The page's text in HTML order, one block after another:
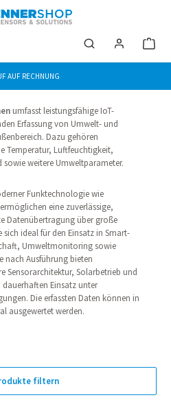
AUF RECHNUNG
umfasst leistungsfähige IoT-
Erfassung von Umwelt- und
Dazu gehören
Temperatur, Luftfeuchtigkeit,
weitere Umweltparameter.
Funktechnologie wie
eine zuverlässige,
Datenübertragung über große
sich ideal für den Einsatz in Smart-
Umweltmonitoring sowie
nach Ausführung bieten
Sensorarchitektur, Solarbetrieb und
dauerhaften Einsatz unter
Die erfassten Daten können in
ausgewertet werden.
filtern